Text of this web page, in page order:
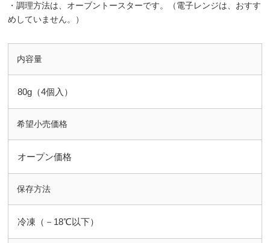
・調理方法は、オーブントースターです。（電子レンジは、おすす
めしていません。）
内容量
80g（4個入）
希望小売価格
オープン価格
保存方法
冷凍（－18℃以下）